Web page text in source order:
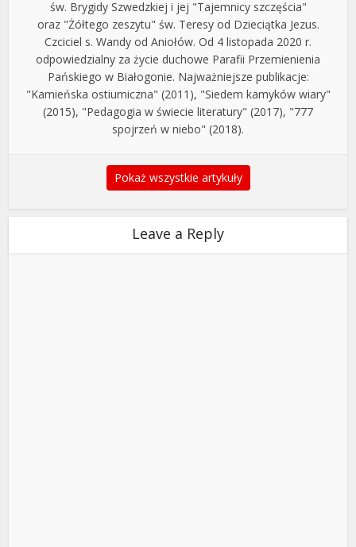
św. Brygidy Szwedzkiej i jej "Tajemnicy szczęścia"
oraz "Żółtego zeszytu" św. Teresy od Dzieciątka Jezus.
Czciciel s. Wandy od Aniołów. Od 4 listopada 2020 r.
odpowiedzialny za życie duchowe Parafii Przemienienia
Pańskiego w Białogonie. Najważniejsze publikacje:
"Kamieńska ostiumiczna" (2011), "Siedem kamyków wiary"
(2015), "Pedagogia w świecie literatury" (2017), "777
spojrzeń w niebo" (2018).
Pokaż wszystkie artykuły
Leave a Reply